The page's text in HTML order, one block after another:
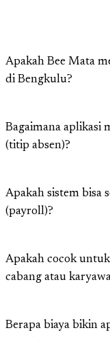
Apakah Bee Mata
di Bengkulu?
Bagaimana aplikasi
(titip absen)?
Apakah sistem bisa
(payroll)?
Apakah cocok
cabang atau
Berapa biaya bikin